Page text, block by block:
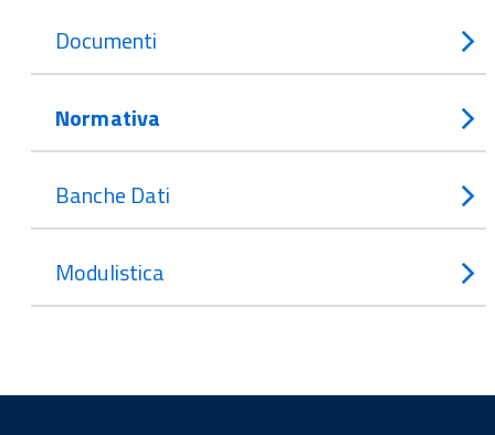
Documenti
Normativa
Banche Dati
Modulistica